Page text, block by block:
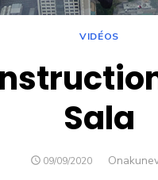
VIDÉOS
Sala
POSTED
09/09/2020 Author